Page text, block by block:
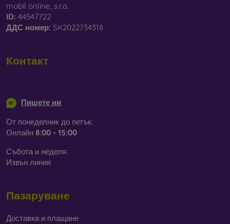
mobil online, s.r.o.
ID: 44547722
ДДС ​​номер: SK2022734318
Контакт
Пишете ни
От понеделник до петък:
Онлайн 8:00 - 15:00
Събота и неделя:
Извън линия
Пазаруване
Доставка и плащане